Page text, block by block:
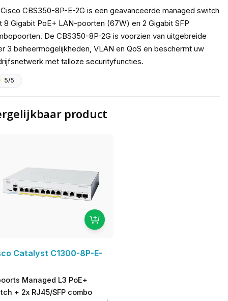
CBS350-8P-E-2G is een geavanceerde managed switch
8 Gigabit PoE+ LAN-poorten (67W) en 2 Gigabit SFP
De CBS350-8P-2G is voorzien van uitgebreide
3 beheermogelijkheden, VLAN en QoS en beschermt uw
met talloze securityfuncties.
5/5
product
Catalyst C1300-8P-E-
Managed L3 PoE+
+ 2x RJ45/SFP combo